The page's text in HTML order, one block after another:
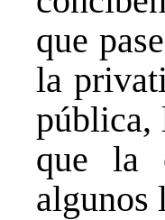
que
la
pública,
que la
algunos